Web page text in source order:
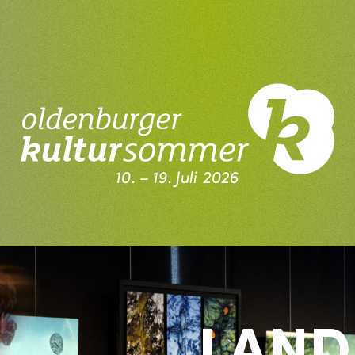
Kultursommer Oldenburg
10. – 19. Juli 2026